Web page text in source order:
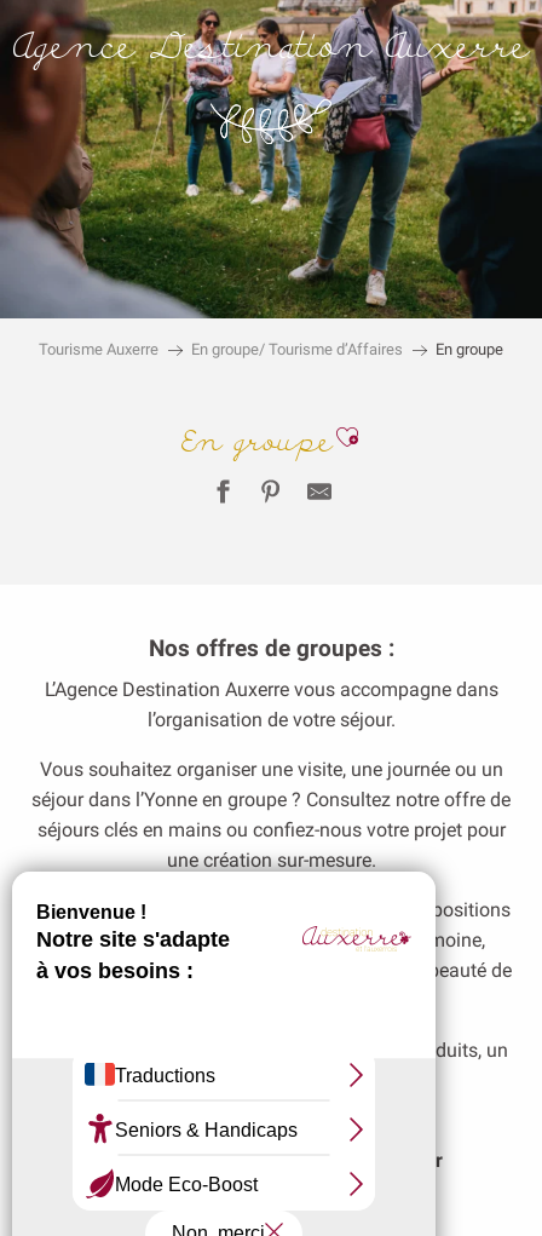
Agence Destination Auxerre
Tourisme Auxerre En groupe/ Tourisme d’Affaires En groupe
En groupeAjouter aux
Nos offres de groupes :
L’Agence Destination Auxerre vous accompagne dans
l’organisation de votre séjour.
Vous souhaitez organiser une visite, une journée ou un
séjour dans l’Yonne en groupe ? Consultez notre offre de
séjours clés en mains ou confiez-nous votre projet pour
une création sur-mesure.
Faîtes vivre des moments forts grâce à nos propositions
thématiques. Découvrez la richesse du patrimoine,
goûtez la gastronomie locale et contemplez la beauté de
Vous souhaitez plus d’informations sur ces produits, un
devis, une offre sur-mesure :
Tel. : +33(0)3.86.52.85.72
Mail: destinationauxerre@ot-auxerre.fr